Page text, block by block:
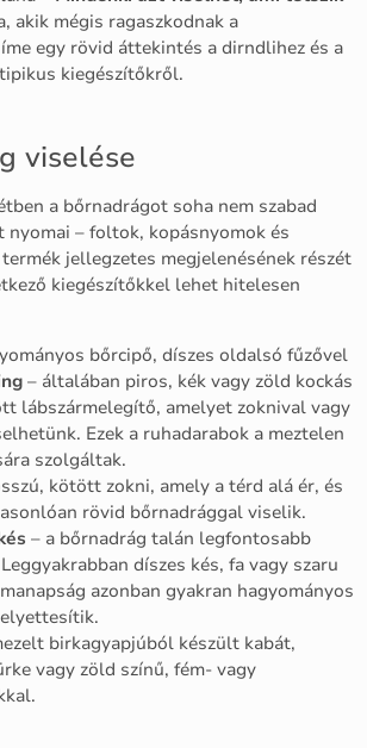
akik mégis ragaszkodnak a
egy rövid áttekintés a dirndlihez és a
kiegészítőkről.
viselése
a bőrnadrágot soha nem szabad
nyomai – foltok, kopásnyomok és
jellegzetes megjelenésének részét
kiegészítőkkel lehet hitelesen
bőrcipő, díszes oldalsó fűzővel
– általában piros, kék vagy zöld kockás
lábszármelegítő, amelyet zoknival vagy
Ezek a ruhadarabok a meztelen
szolgáltak.
kötött zokni, amely a térd alá ér, és
rövid bőrnadrággal viselik.
– a bőrnadrág talán legfontosabb
díszes kés, fa vagy szaru
azonban gyakran hagyományos
birkagyapjúból készült kabát,
vagy zöld színű, fém- vagy